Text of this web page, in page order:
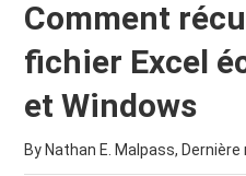
Comment
fichier Excel
et Windows
By Nathan E. Malpass,